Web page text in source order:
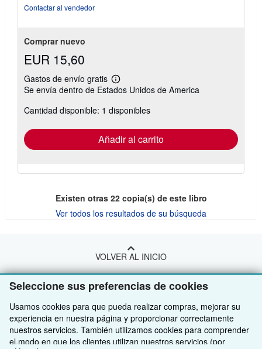
Seleccione sus preferencias de cookies
Usamos cookies para que pueda realizar compras, mejorar su
experiencia en nuestra página y proporcionar correctamente
nuestros servicios. También utilizamos cookies para comprender
el modo en que los clientes utilizan nuestros servicios (por
Contactar al vendedor
Comprar nuevo
EUR 15,60
Gastos de envío gratis
Más
información
las
tarifas
envío
Se envía dentro de Estados Unidos de America
Cantidad disponible: 1 disponibles
Añadir al carrito
Existen otras 22copia(s) de este libro
Ver todos los resultados de su búsqueda
VOLVER AL INICIO
Compre con nosotros
Búsqueda avanzada
Colecciones
Venda con nosotros
Comenzar a vender
Sobre nosotros